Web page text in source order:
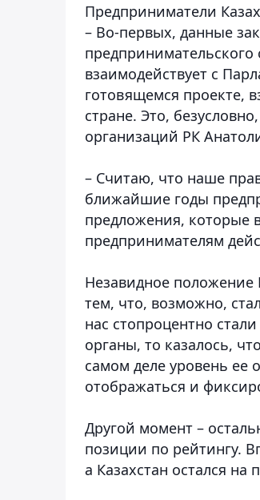
Предприниматели
– Во-первых, данные
взаимодействует с
готовящемся проекте,
стране. Это,
организаций РК
– Считаю, что наше
ближайшие годы
предложения, которые
предпринимателям
Незавидное положение
тем, что, возможно,
нас стопроцентно
органы, то казалось,
самом деле уровень ее
отображаться и
Другой момент –
позиции по рейтингу.
а Казахстан остался на